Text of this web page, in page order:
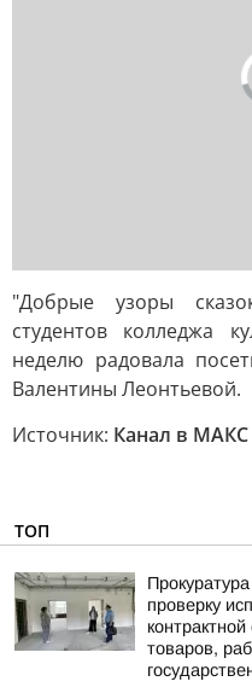
"Добрые узоры
студентов колледжа
неделю радовала
Валентины Леонтьевой.
Источник: Канал в МАКС
ТОП
проверку
товаров,